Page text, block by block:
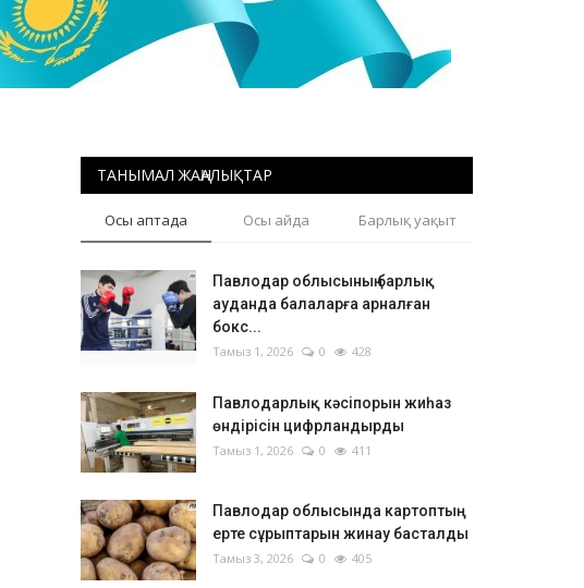
ТАНЫМАЛ ЖАҢАЛЫҚТАР
Осы аптада Осы айда Барлық уақыт
Павлодар облысының барлық
ауданда балаларға арналған
бокс...
Тамыз 1, 2026 0 428
Павлодарлық кәсіпорын жиһаз
өндірісін цифрландырды
Тамыз 1, 2026 0 411
Павлодар облысында картоптың
ерте сұрыптарын жинау басталды
Тамыз 3, 2026 0 405